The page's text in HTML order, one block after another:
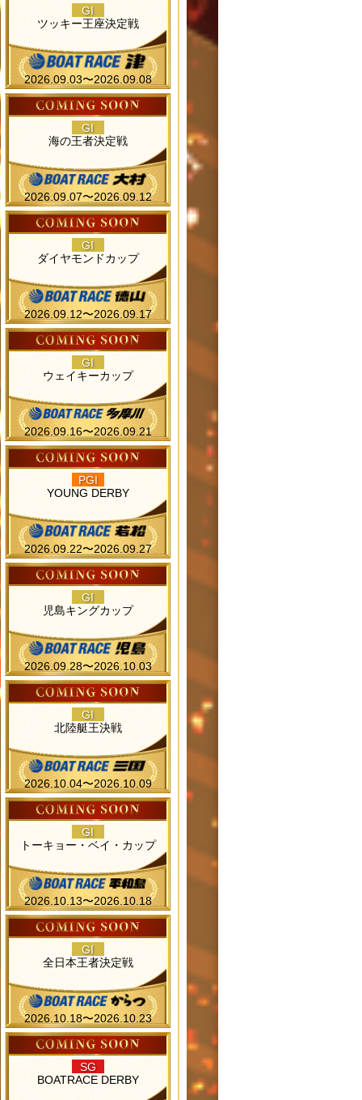
GI
ツッキー王座決定戦
2026.09.03〜2026.09.08
GI
海の王者決定戦
2026.09.07〜2026.09.12
GI
ダイヤモンドカップ
2026.09.12〜2026.09.17
GI
ウェイキーカップ
2026.09.16〜2026.09.21
PGI
YOUNG DERBY
2026.09.22〜2026.09.27
GI
児島キングカップ
2026.09.28〜2026.10.03
GI
北陸艇王決戦
2026.10.04〜2026.10.09
GI
トーキョー・ベイ・カップ
2026.10.13〜2026.10.18
GI
全日本王者決定戦
2026.10.18〜2026.10.23
SG
BOATRACE DERBY